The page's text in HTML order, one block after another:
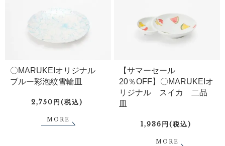
〇MARUKEIオリジナル
ブルー彩泡紋雪輪皿
2,750円(税込)
MORE
【サマーセール
20％OFF】〇MARUKEIオ
リジナル スイカ 二品
皿
1,936円(税込)
MORE